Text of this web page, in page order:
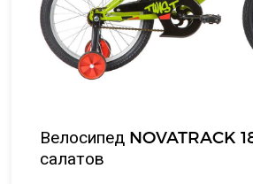
Велосипед NOVATRACK
салатов